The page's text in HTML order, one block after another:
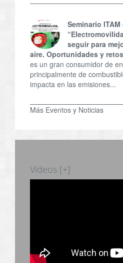
Seminario ITAM
seguir para
aire. Oportunidades y
es un gran consumidor de
principalmente de
impacta en las emisiones...
Más Eventos y Noticias
Videos [+]